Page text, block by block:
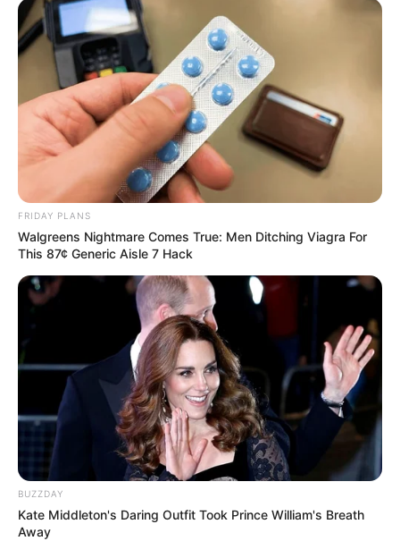
2. Abaixo, um passo a passo em fotos para você
aprender a fazer um enfeite em formato de
árvore, com direito a mini pompons e estrela de
Natal.
Fonte:onelittleproject
FRIDAY PLANS
Walgreens Nightmare Comes True: Men Ditching Viagra For
This 87¢ Generic Aisle 7 Hack
BUZZDAY
Kate Middleton's Daring Outfit Took Prince William's Breath
Away